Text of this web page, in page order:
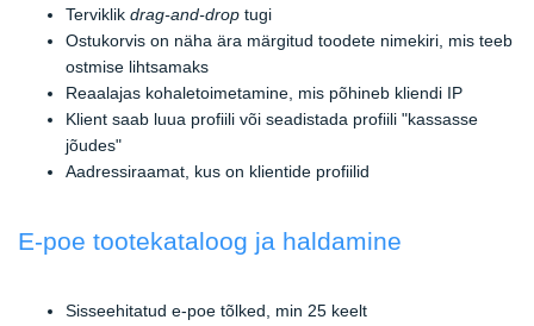
Terviklik drag-and-drop tugi
Ostukorvis on näha ära märgitud toodete nimekiri, mis teeb
ostmise lihtsamaks
Reaalajas kohaletoimetamine, mis põhineb kliendi IP
Klient saab luua profiili või seadistada profiili "kassasse
jõudes"
Aadressiraamat, kus on klientide profiilid
E-poe tootekataloog ja haldamine
Sisseehitatud e-poe tõlked, min 25 keelt